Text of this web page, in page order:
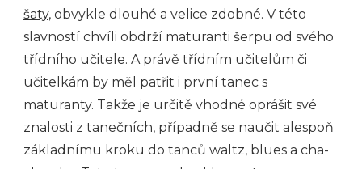
šaty, obvykle dlouhé a velice zdobné. V této
slavností chvíli obdrží maturanti šerpu od svého
třídního učitele. A právě třídním učitelům či
učitelkám by měl patřit i první tanec s
maturanty. Takže je určitě vhodné oprášit své
znalosti z tanečních, případně se naučit alespoň
základnímu kroku do tanců waltz, blues a cha-